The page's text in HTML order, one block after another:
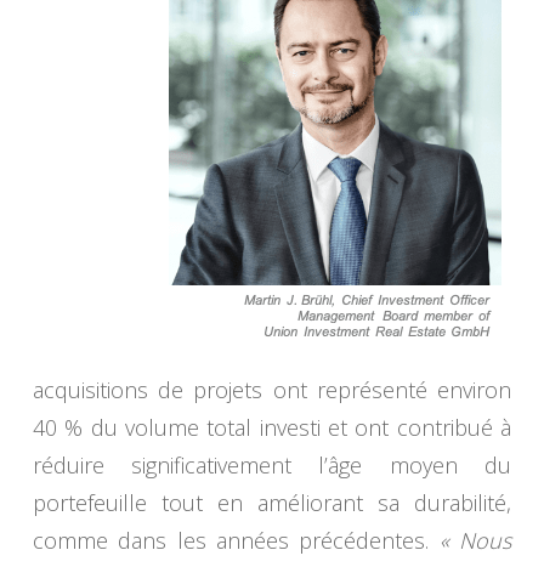
acquisitions de projets ont représenté environ
40 % du volume total investi et ont contribué à
réduire significativement l’âge moyen du
portefeuille tout en améliorant sa durabilité,
comme dans les années précédentes. « Nous